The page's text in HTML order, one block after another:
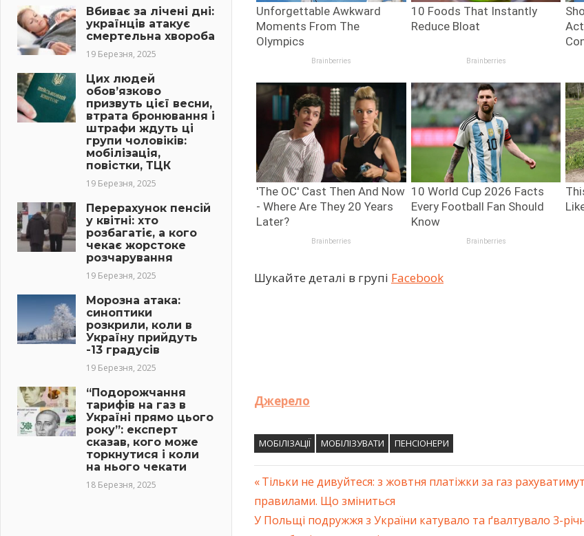
Шукайте деталі в групі Facebook
Джерело
МОБІЛІЗАЦІЇ МОБІЛІЗУВАТИ ПЕНСІОНЕРИ
Навігація
записів
Previous
Post:
Тільки не дивуйтеся: з жовтня платіжки за газ
правилами. Що зміниться
Next
У Польщі подружжя з України катувало та ґвалтувало 3-
Вбиває за лічені дні:
українців атакує
смертельна хвороба
19 Березня, 2025
Цих людей
обов’язково
призвуть цієї весни,
втрата бронювання і
штрафи ждуть ці
групи чоловіків:
мобілізація,
повістки, ТЦК
19 Березня, 2025
Перерахунок пенсій
у квітні: хто
розбагатіє, а кого
чекає жорстоке
розчарування
19 Березня, 2025
Морозна атака:
синоптики
розкрили, коли в
Україну прийдуть
-13 градусів
19 Березня, 2025
“Подорожчання
тарифів на газ в
Україні прямо цього
року”: експерт
сказав, кого може
торкнутися і коли
на нього чекати
18 Березня, 2025